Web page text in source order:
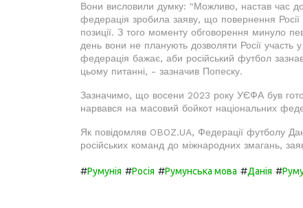
Вони висловили думку: "Можливо, настав час
федерація зробила заяву, що повернення
позиції. З того моменту обговорення минуло
день вони не планують дозволяти Росії
федерація бажає, аби російський футбол
цьому питанні, - зазначив Попеску.
Зазначимо, що восени 2023 року УЄФА був
нарвався на масовий бойкот національних
Як повідомляв OBOZ.UA, Федерації футболу
російських команд до міжнародних змагань,
#Румунія #Росія #Румунська мова #Данія #